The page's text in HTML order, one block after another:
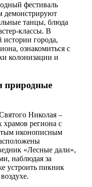
фестиваль
демонстрируют
танцы, блюда
классы. В
истории города,
ознакомиться с
колонизации и
природные
Николая –
храмов региона с
иконописным
«Лесные дали»,
наблюдая за
устроить пикник